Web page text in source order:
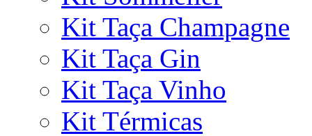
Kit Taça Champagne
Kit Taça Gin
Kit Taça Vinho
Kit Térmicas